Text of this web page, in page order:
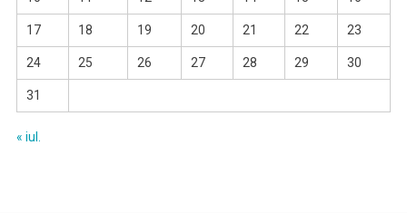
17 18 19 20 21 22 23
24 25 26 27 28 29 30
31
« iul.